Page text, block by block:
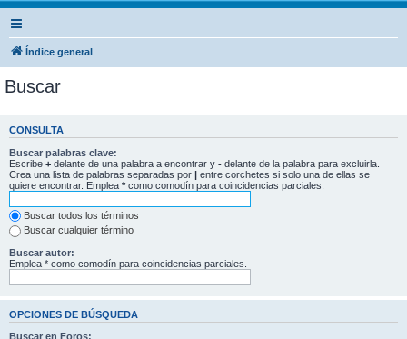
Índice general
Buscar
CONSULTA
Buscar palabras clave:
Escribe + delante de una palabra a encontrar y - delante de la palabra para excluirla.
Crea una lista de palabras separadas por | entre corchetes si solo una de ellas se
quiere encontrar. Emplea * como comodín para coincidencias parciales.
Buscar todos los términos
Buscar cualquier término
Buscar autor:
Emplea * como comodín para coincidencias parciales.
OPCIONES DE BÚSQUEDA
Buscar en Foros: